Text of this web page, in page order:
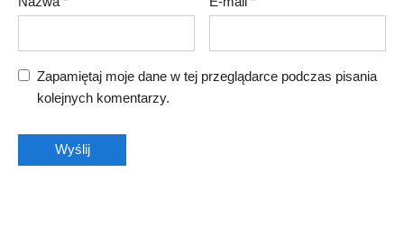
Zapamiętaj moje dane w tej przeglądarce podczas pisania
kolejnych komentarzy.